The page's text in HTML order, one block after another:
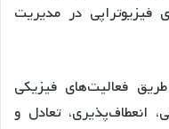
فیزیوتراپی در مدیریت
فعالیت‌های فیزیکی
انعطاف‌پذیری، تعادل و